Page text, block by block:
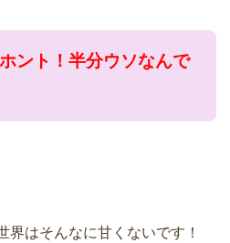
ント！半分ウソなんで
界はそんなに甘くないです！